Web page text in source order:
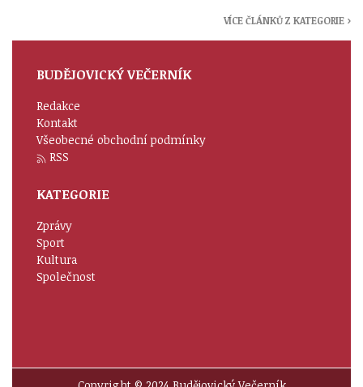
VÍCE ČLÁNKŮ Z KATEGORIE ›
BUDĚJOVICKÝ VEČERNÍK
Redakce
Kontakt
Všeobecné obchodní podmínky
RSS
KATEGORIE
Zprávy
Sport
Kultura
Společnost